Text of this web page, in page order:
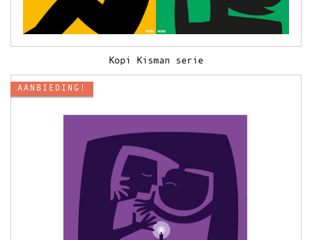
Kopi Kisman serie
AANBIEDING!